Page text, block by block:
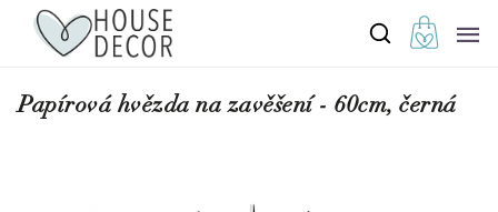
Papírová hvězda na zavěšení - 60cm, černá